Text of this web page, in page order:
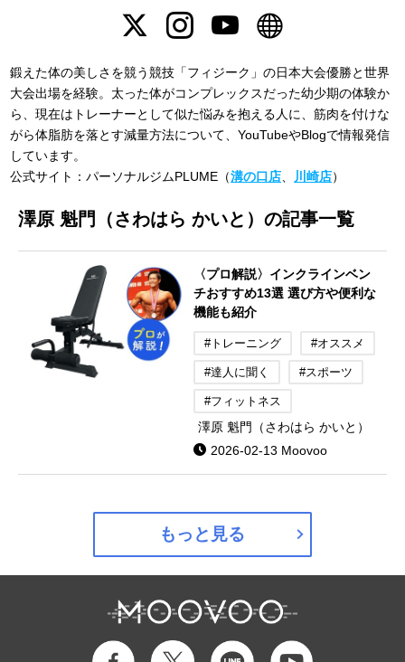
鍛えた体の美しさを競う競技「フィジーク」の日本大会優勝と世界
大会出場を経験。太った体がコンプレックスだった幼少期の体験か
ら、現在はトレーナーとして似た悩みを抱える人に、筋肉を付けな
がら体脂肪を落とす減量方法について、YouTubeやBlogで情報発信
しています。
公式サイト：パーソナルジムPLUME（溝の口店 川崎店）
澤原 魁門（さわはら かいと）の記事一覧
〈プロ解説〉インクラインベン
チおすすめ13選 選び方や便利な
機能も紹介
#トレーニング #オススメ
#達人に聞く #スポーツ
#フィットネス
澤原 魁門（さわはら かいと）
2026-02-13 Moovoo
もっと見る